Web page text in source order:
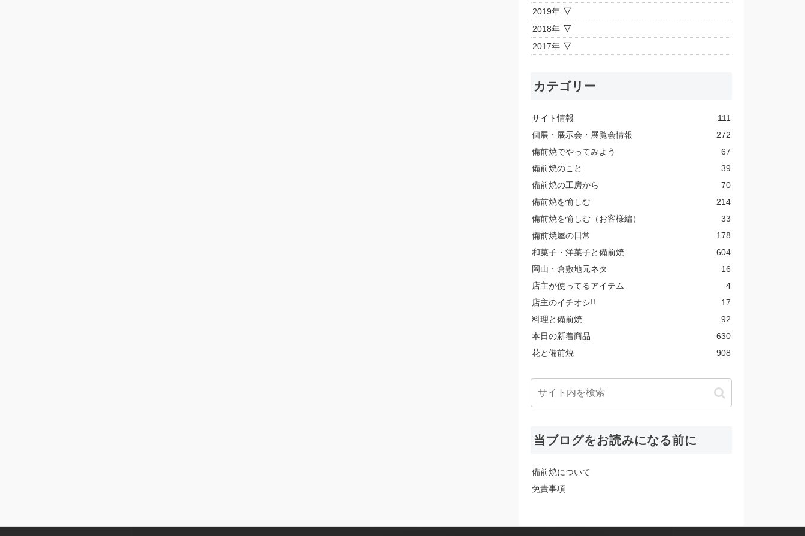
2019年
2018年
2017年
カテゴリー
サイト情報
111
個展・展示会・展覧会情報
272
備前焼でやってみよう
67
備前焼のこと
39
備前焼の工房から
70
備前焼を愉しむ
214
備前焼を愉しむ（お客様編）
33
備前焼屋の日常
178
和菓子・洋菓子と備前焼
604
岡山・倉敷地元ネタ
16
店主が使ってるアイテム
4
店主のイチオシ!!
17
料理と備前焼
92
本日の新着商品
630
花と備前焼
908
当ブログをお読みになる前に
備前焼について
免責事項